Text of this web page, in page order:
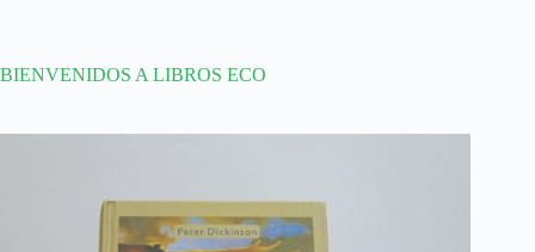
BIENVENIDOS A LIBROS ECO